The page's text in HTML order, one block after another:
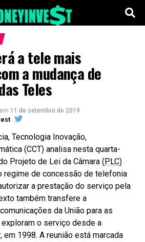
a tele mais
a mudança de
Teles
em 11 de setembro de 2019
Tecnologia Inovação,
(CCT) analisa nesta quarta-
Projeto de Lei da Câmara (PLC)
regime de concessão de telefonia
a prestação do serviço pela
também transfere a
da União para as
o serviço desde a
1998. A reunião está marcada